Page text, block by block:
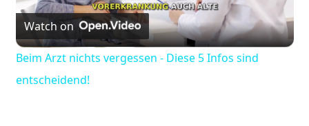
Video
Watch on
Beim Arzt nichts vergessen - Diese 5 Infos sind
entscheidend!